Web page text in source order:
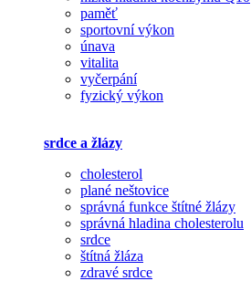
paměť
sportovní výkon
únava
vitalita
vyčerpání
fyzický výkon
srdce a žlázy
cholesterol
plané neštovice
správná funkce štítné žlázy
správná hladina cholesterolu
srdce
štítná žláza
zdravé srdce